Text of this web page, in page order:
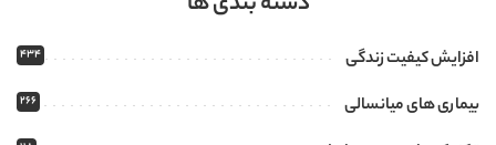
افزایش کیفیت زندگی 434
بیماری های میانسالی 266